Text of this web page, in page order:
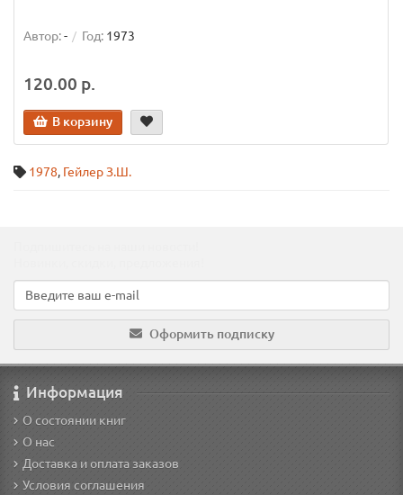
Автор:- Год: 1973
120.00 р.
В корзину
1978, Гейлер З.Ш.
Оформить подписку
Информация
О состоянии книг
О нас
Доставка и оплата заказов
Условия соглашения